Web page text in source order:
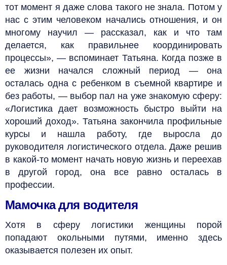
тот момент я даже слова такого не знала. Потом у
нас с этим человеком начались отношения, и он
многому научил — рассказал, как и что там
делается, как правильнее координировать
процессы», — вспоминает Татьяна. Когда позже в
ее жизни начался сложный период — она
осталась одна с ребенком в съемной квартире и
без работы, — выбор пал на уже знакомую сферу:
«Логистика дает возможность быстро выйти на
хороший доход». Татьяна закончила профильные
курсы и нашла работу, где выросла до
руководителя логистического отдела. Даже решив
в какой-то момент начать новую жизнь и переехав
в другой город, она все равно осталась в
профессии.
Мамочка для водителя
Хотя в сферу логистики женщины порой
попадают окольными путями, именно здесь
оказывается полезен их опыт.